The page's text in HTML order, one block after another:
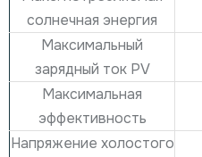
солнечная энергия
Максимальный
зарядный ток PV
Максимальная
эффективность
Напряжение холостого